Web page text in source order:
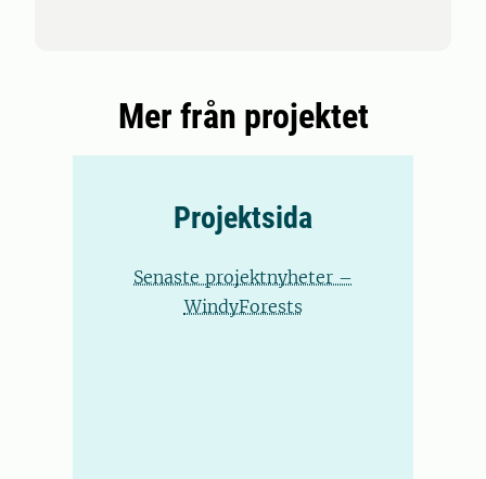
Mer från projektet
Projektsida
Senaste projektnyheter –
WindyForests